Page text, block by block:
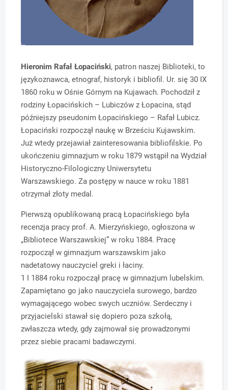
Hieronim Rafał Łopaciński, patron naszej Biblioteki, to
językoznawca, etnograf, historyk i bibliofil. Ur. się 30 IX
1860 roku w Ośnie Górnym na Kujawach. Pochodził z
rodziny Łopacińskich – Lubiczów z Łopacina, stąd
późniejszy pseudonim Łopacińskiego – Rafał Lubicz.
Łopaciński rozpoczął naukę w Brześciu Kujawskim.
Już wtedy przejawiał zainteresowania bibliofilskie. Po
ukończeniu gimnazjum w roku 1879 wstąpił na Wydział
Historyczno-Filologiczny Uniwersytetu
Warszawskiego. Za postępy w nauce w roku 1881
otrzymał złoty medal.
Pierwszą opublikowaną pracą Łopacińskiego była
recenzja pracy prof. A. Mierzyńskiego, ogłoszona w
„Bibliotece Warszawskiej” w roku 1884. Pracę
rozpoczął w gimnazjum warszawskim jako
nadetatowy nauczyciel greki i łaciny.
1 I 1884 roku rozpoczął pracę w gimnazjum lubelskim.
Zapamiętano go jako nauczyciela surowego, bardzo
wymagającego wobec swych uczniów. Serdeczny i
przyjacielski stawał się dopiero poza szkołą,
zwłaszcza wtedy, gdy zajmował się prowadzonymi
przez siebie pracami badawczymi.